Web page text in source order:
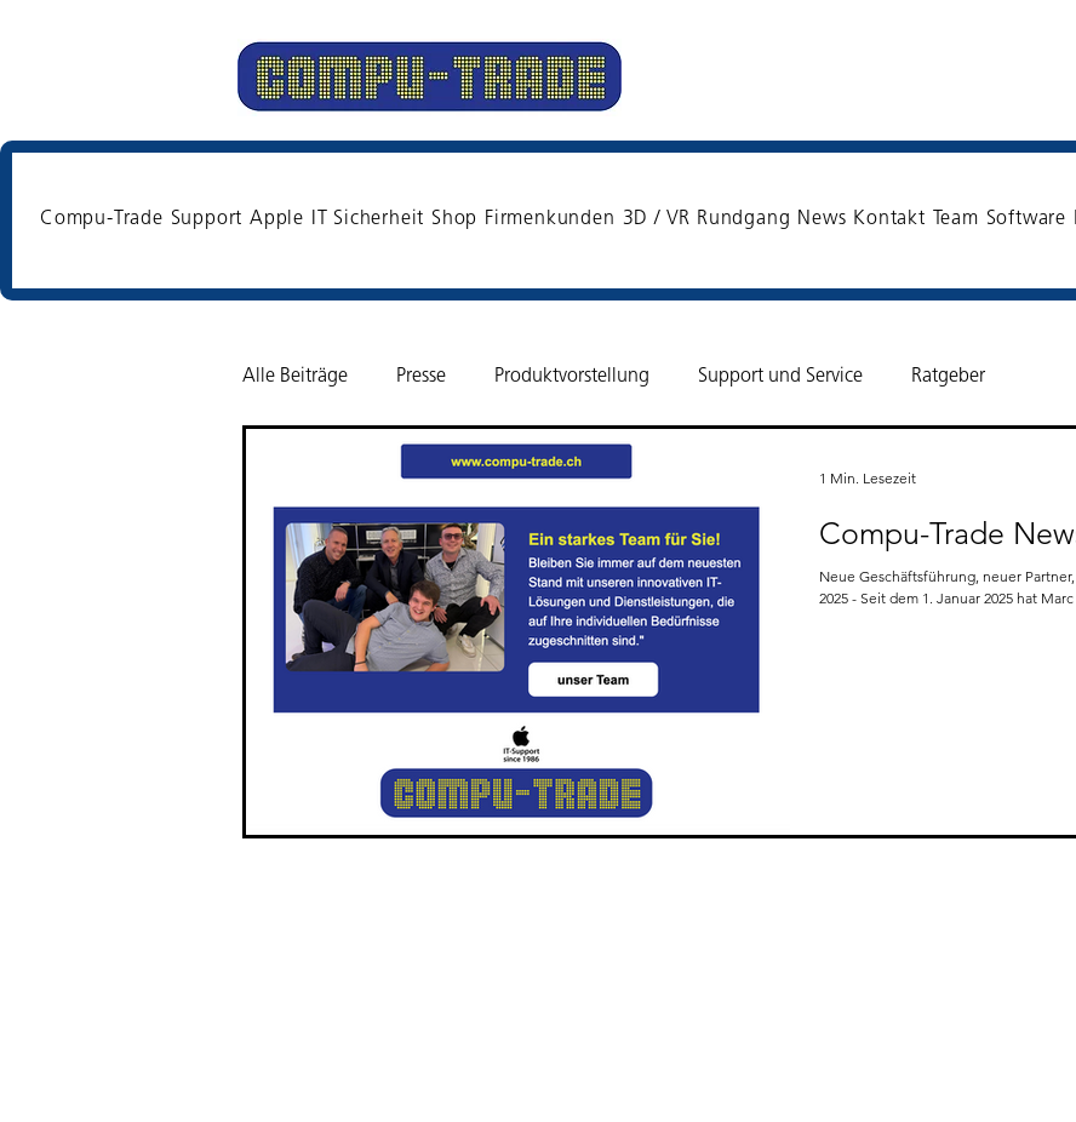
Compu-Trade Support Apple IT Sicherheit Shop Firmenkunden 3D / VR Rundgang News Kontakt Team Software
Alle Beiträge Presse Produktvorstellung Support und Service Ratgeber
Compu-Trade
Neue Geschäftsführung, neuer Partner, neue
2025 - Seit dem 1. Januar 2025 hat
1 Min. Lesezeit